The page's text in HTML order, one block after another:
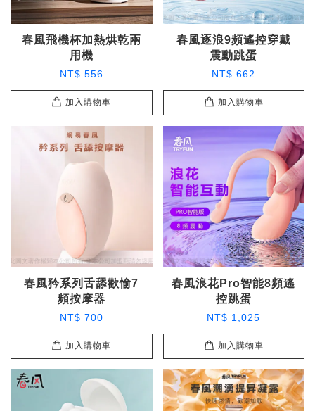
春風飛機杯加熱烘乾兩
用機
NT$ 556
加入購物車
春風逐浪9頻遙控穿戴
震動跳蛋
NT$ 662
加入購物車
春風矜系列舌舔歡愉7
頻按摩器
NT$ 700
加入購物車
春風浪花Pro智能8頻遙
控跳蛋
NT$ 1,025
加入購物車